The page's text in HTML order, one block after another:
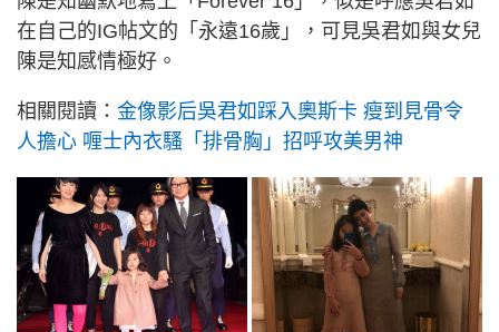
在自己的IG帖文的「永遠16歲」，可見吳君如與女兒
陳是知感情極好。
相關閱讀： 金像影后吳君如踩入奧斯卡 瘦到見骨令
人擔心 喱士內衣騷「排骨胸」招呼攻美男神